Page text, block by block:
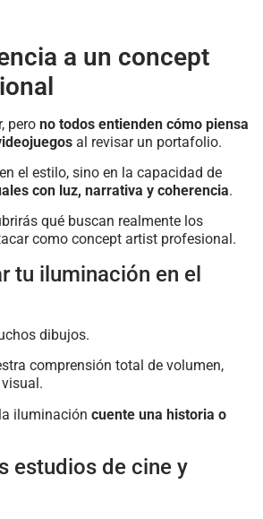
a un concept
pero no todos entienden cómo piensa
al revisar un portafolio.
el estilo, sino en la capacidad de
con luz, narrativa y coherencia.
qué buscan realmente los
como concept artist profesional.
tu iluminación en el
dibujos.
comprensión total de volumen,
iluminación cuente una historia o
estudios de cine y